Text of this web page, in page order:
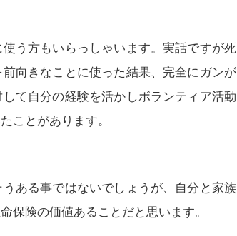
う方もいらっしゃいます。実話ですが死
向きなことに使った結果、完全にガンが
て自分の経験を活かしボランティア活動
ことがあります。
ある事ではないでしょうが、自分と家族
保険の価値あることだと思います。